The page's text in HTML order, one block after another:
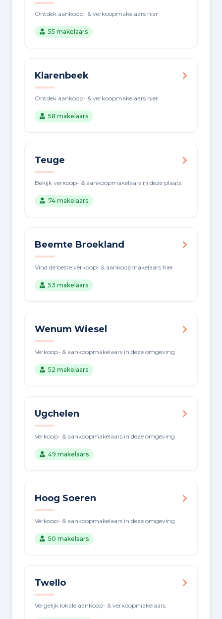
Ontdek aankoop- & verkoopmakelaars hier
55 makelaars
Klarenbeek
Ontdek aankoop- & verkoopmakelaars hier
58 makelaars
Teuge
Bekijk verkoop- & aankoopmakelaars in deze plaats
74 makelaars
Beemte Broekland
Vind de beste verkoop- & aankoopmakelaars hier
53 makelaars
Wenum Wiesel
Verkoop- & aankoopmakelaars in deze omgeving
52 makelaars
Ugchelen
Verkoop- & aankoopmakelaars in deze omgeving
49 makelaars
Hoog Soeren
Verkoop- & aankoopmakelaars in deze omgeving
50 makelaars
Twello
Vergelijk lokale aankoop- & verkoopmakelaars